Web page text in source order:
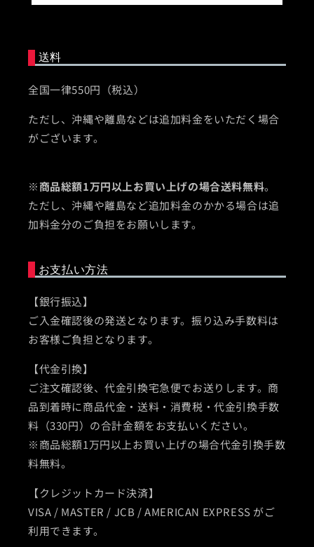
送料
全国一律550円（税込）
ただし、沖縄や離島などは追加料金をいただく場合
がございます。
※商品総額1万円以上お買い上げの場合送料無料。
ただし、沖縄や離島など追加料金のかかる場合は追
加料金分のご負担をお願いします。
お支払い方法
【銀行振込】
ご入金確認後の発送となります。振り込み手数料は
お客様ご負担となります。
【代金引換】
ご注文確認後、代金引換宅急便でお送りします。商
品到着時に商品代金・送料・消費税・代金引換手数
料（330円）の合計金額をお支払いください。
※商品総額1万円以上お買い上げの場合代金引換手数
料無料。
【クレジットカード決済】
VISA / MASTER / JCB / AMERICAN EXPRESS がご
利用できます。